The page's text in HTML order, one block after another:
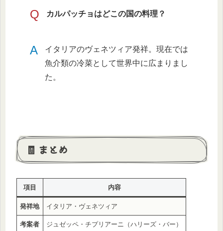
Q カルパッチョはどこの国の料理？
A
イタリアのヴェネツィア発祥。現在では
魚介類の冷菜として世界中に広まりまし
た。
🧾 まとめ
項目 内容
発祥地 イタリア・ヴェネツィア
考案者 ジュゼッペ・チプリアーニ（ハリーズ・バー）